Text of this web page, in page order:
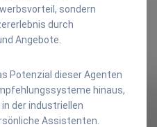
sondern
durch
Angebote.
Potenzial dieser Agenten
hinaus,
der industriellen
Assistenten.